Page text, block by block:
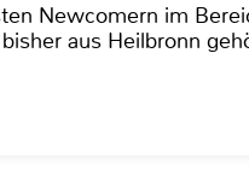
Newcomern im
aus Heilbronn